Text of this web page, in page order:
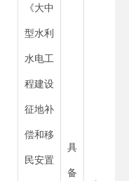
《大中
型水利
水电工
程建设
征地补
偿和移
民安置
具
备